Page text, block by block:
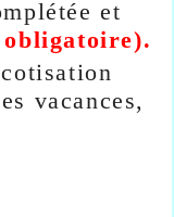
et
obligatoire).
vacances,